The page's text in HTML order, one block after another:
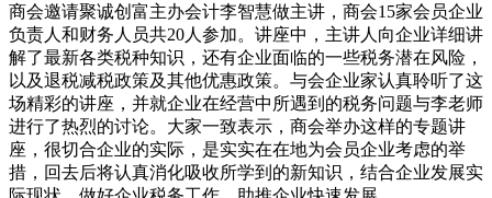
商会邀请聚诚创富主办会计李智慧做主讲，商会15家会员企业
负责人和财务人员共20人参加。讲座中，主讲人向企业详细讲
解了最新各类税种知识，还有企业面临的一些税务潜在风险，
以及退税减税政策及其他优惠政策。与会企业家认真聆听了这
场精彩的讲座，并就企业在经营中所遇到的税务问题与李老师
进行了热烈的讨论。大家一致表示，商会举办这样的专题讲
座，很切合企业的实际，是实实在在地为会员企业考虑的举
措，回去后将认真消化吸收所学到的新知识，结合企业发展实